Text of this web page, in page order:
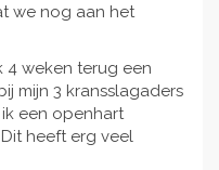
we nog aan het
4 weken terug een
mijn 3 kransslagaders
een openhart
heeft erg veel